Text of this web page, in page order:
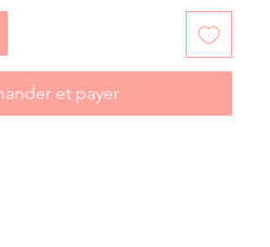
et payer